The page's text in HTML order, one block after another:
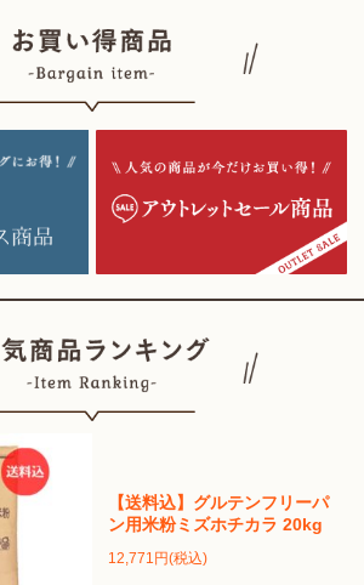
【送料込】グルテンフリーパ
ン用米粉ミズホチカラ 20kg
12,771円(税込)